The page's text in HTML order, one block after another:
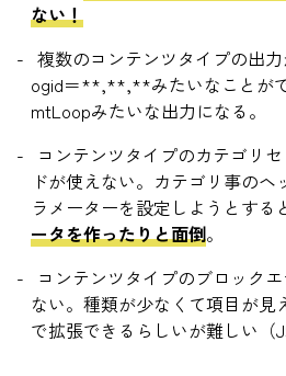
ない！
複数のコンテンツタイプの出
ogid＝**,**,**みたいなことが
mtLoopみたいな出力になる。
コンテンツタイプのカテゴリ
ドが使えない。カテゴリ事の
ラメーターを設定しようとする
ータを作ったりと面倒。
コンテンツタイプのブロック
ない。種類が少なくて項目が見
で拡張できるらしいが難しい（